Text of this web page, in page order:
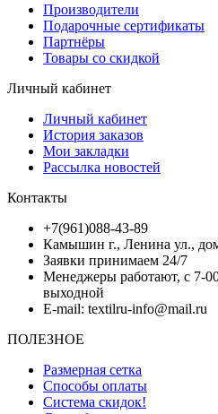
Производители
Подарочные сертификаты
Партнёры
Товары со скидкой
Личный кабинет
Личный кабинет
История заказов
Мои закладки
Рассылка новостей
Контакты
+7(961)088-43-89
Камышин г., Ленина ул.,
Заявки принимаем 24/7
Менеджеры работают, с 7-
выходной
E-mail: textilru-info@mail.ru
ПОЛЕЗНОЕ
Размерная сетка
Способы оплаты
Система скидок!